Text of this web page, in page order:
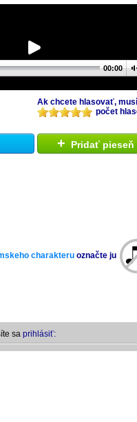
00:00
Ak chcete hlasovať,
počet
+ Pridať pieseň
charakteru označte ju
sa prihlásiť: